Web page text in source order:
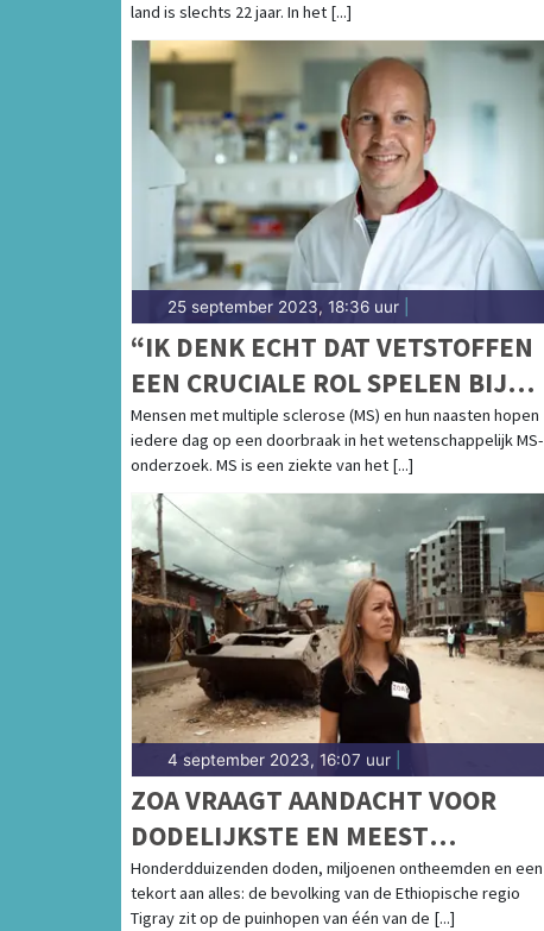
land is slechts 22 jaar. In het [...]
25 september 2023, 18:36 uur
“IK DENK ECHT DAT VETSTOFFEN
EEN CRUCIALE ROL SPELEN BIJ
MS.”
Mensen met multiple sclerose (MS) en hun naasten hopen
iedere dag op een doorbraak in het wetenschappelijk MS-
onderzoek. MS is een ziekte van het [...]
4 september 2023, 16:07 uur
ZOA VRAAGT AANDACHT VOOR
DODELIJKSTE EN MEEST
VERZWEGEN CONFLICT VAN DEZE
EEUW
Honderdduizenden doden, miljoenen ontheemden en een
tekort aan alles: de bevolking van de Ethiopische regio
Tigray zit op de puinhopen van één van de [...]